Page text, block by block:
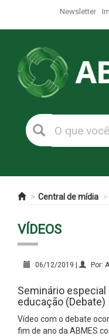
Newsletter
Central de mídia
VÍDEOS
06/12/2019 | Por:
Seminário
educação (Debate)
Vídeo com o debate
fim de ano da ABMES